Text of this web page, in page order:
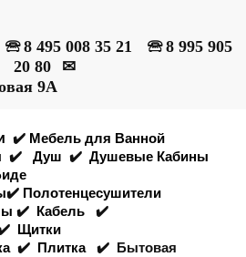
🕾 8 495 008 35 21 🕾 8 995 905
20 80
✉
9А
✔️ Мебель для Ванной
✔️ Душ ✔️ Душевые Кабины
✔️ Полотенцесушители
✔️ Кабель
✔️
Щитки
✔️ Плитка ✔️ Бытовая